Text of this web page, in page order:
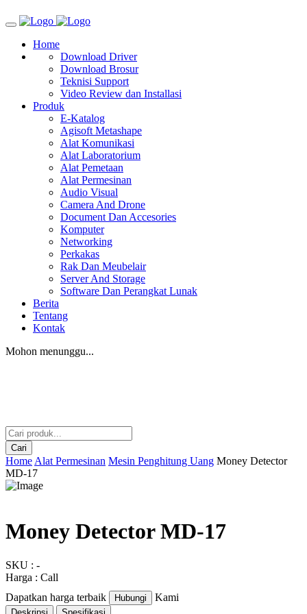
Home
Download Driver
Download Brosur
Teknisi Support
Video Review dan Installasi
Produk
E-Katalog
Agisoft Metashape
Alat Komunikasi
Alat Laboratorium
Alat Pemetaan
Alat Permesinan
Audio Visual
Camera And Drone
Document Dan Accesories
Komputer
Networking
Perkakas
Rak Dan Meubelair
Server And Storage
Software Dan Perangkat Lunak
Berita
Tentang
Kontak
Mohon menunggu...
Cari
Home Alat Permesinan Mesin Penghitung Uang Money Detector
MD-17
Money Detector MD-17
SKU : -
Harga : Call
Dapatkan harga terbaik
Hubungi Kami